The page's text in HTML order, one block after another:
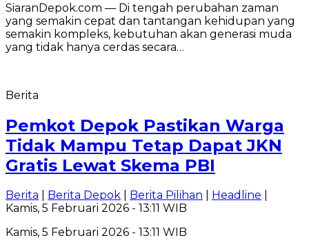
SiaranDepok.com — Di tengah perubahan zaman
yang semakin cepat dan tantangan kehidupan yang
semakin kompleks, kebutuhan akan generasi muda
yang tidak hanya cerdas secara…
Berita
Pemkot Depok Pastikan Warga
Tidak Mampu Tetap Dapat JKN
Gratis Lewat Skema PBI
Berita Berita Depok Berita Pilihan Headline
Kamis, 5 Februari 2026 - 13:11 WIB
Kamis, 5 Februari 2026 - 13:11 WIB